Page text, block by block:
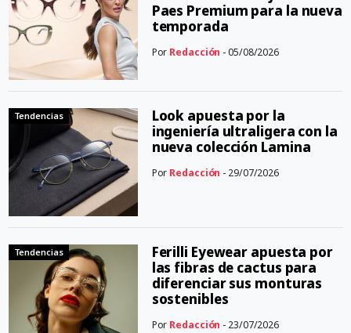
Paes Premium para la nueva
temporada
Por Redacción - 05/08/2026
Tendencias
Look apuesta por la
ingeniería ultraligera con la
nueva colección Lamina
Por Redacción - 29/07/2026
Tendencias
Ferilli Eyewear apuesta por
las fibras de cactus para
diferenciar sus monturas
sostenibles
Por Redacción - 23/07/2026